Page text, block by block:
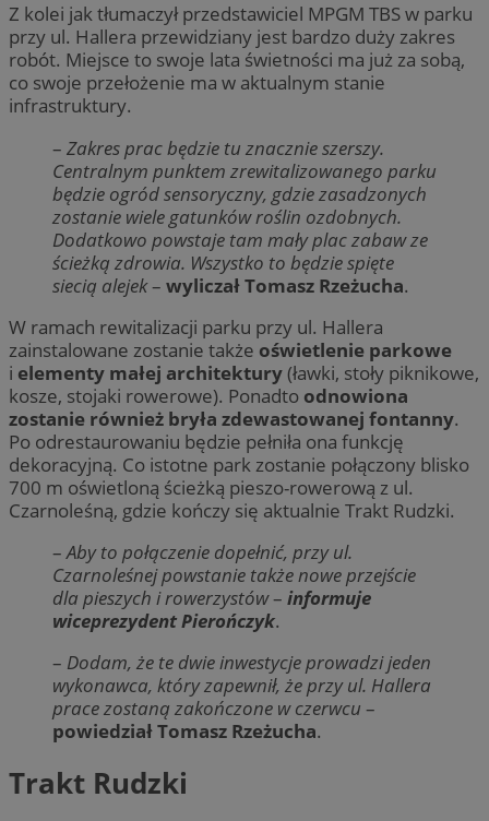
Z kolei jak tłumaczył przedstawiciel MPGM TBS w parku
przy ul. Hallera przewidziany jest bardzo duży zakres
robót. Miejsce to swoje lata świetności ma już za sobą,
co swoje przełożenie ma w aktualnym stanie
infrastruktury.
– Zakres prac będzie tu znacznie szerszy.
Centralnym punktem zrewitalizowanego parku
będzie ogród sensoryczny, gdzie zasadzonych
zostanie wiele gatunków roślin ozdobnych.
Dodatkowo powstaje tam mały plac zabaw ze
ścieżką zdrowia. Wszystko to będzie spięte
siecią alejek– wyliczał Tomasz Rzeżucha.
W ramach rewitalizacji parku przy ul. Hallera
zainstalowane zostanie także oświetlenie parkowe
i elementy małej architektury(ławki, stoły piknikowe,
kosze, stojaki rowerowe). Ponadto odnowiona
zostanie również bryła zdewastowanej fontanny.
Po odrestaurowaniu będzie pełniła ona funkcję
dekoracyjną. Co istotne park zostanie połączony blisko
700 m oświetloną ścieżką pieszo-rowerową z ul.
Czarnoleśną, gdzie kończy się aktualnie Trakt Rudzki.
–Aby to połączenie dopełnić, przy ul.
Czarnoleśnej powstanie także nowe przejście
dla pieszych i rowerzystów– informuje
wiceprezydent Pierończyk.
– Dodam, że te dwie inwestycje prowadzi jeden
wykonawca, który zapewnił, że przy ul. Hallera
prace zostaną zakończone w czerwcu –
powiedział Tomasz Rzeżucha.
Trakt Rudzki